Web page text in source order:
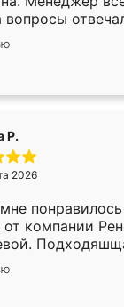
вопросы
в субботу,
работали
Р.
2026
понравилось
компании
моему эскизу